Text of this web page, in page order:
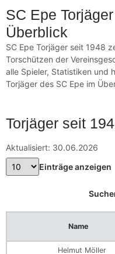
SC Epe
Überblick
SC Epe Torjäger seit 1948
Torschützen der
alle Spieler, Statistiken und
Torjäger des SC Epe im
Torjäger seit
Aktualisiert: 30.06.2026
Einträge anzeigen
Name
Helmut Möller